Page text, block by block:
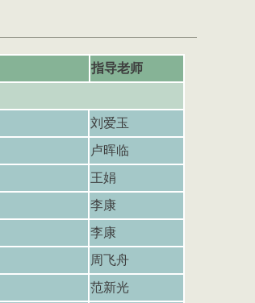
指导老师
刘爱玉
卢晖临
王娟
李康
李康
周飞舟
范新光